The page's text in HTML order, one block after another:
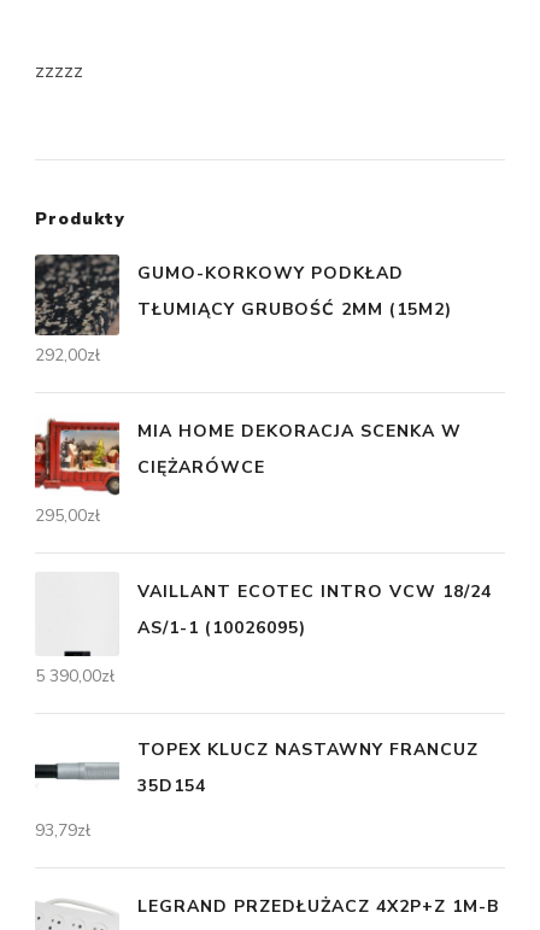
zzzzz
Produkty
GUMO-KORKOWY PODKŁAD
TŁUMIĄCY GRUBOŚĆ 2MM (15M2)
292,00zł
MIA HOME DEKORACJA SCENKA W
CIĘŻARÓWCE
295,00zł
VAILLANT ECOTEC INTRO VCW 18/24
AS/1-1 (10026095)
5 390,00zł
TOPEX KLUCZ NASTAWNY FRANCUZ
35D154
93,79zł
LEGRAND PRZEDŁUŻACZ 4X2P+Z 1M-B